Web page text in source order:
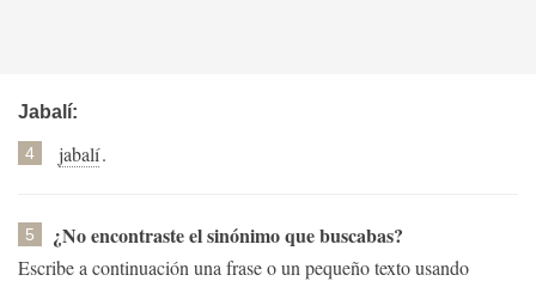
Jabalí:
4 jabalí.
5 ¿No encontraste el sinónimo que buscabas?
Escribe a continuación una frase o un pequeño texto usando